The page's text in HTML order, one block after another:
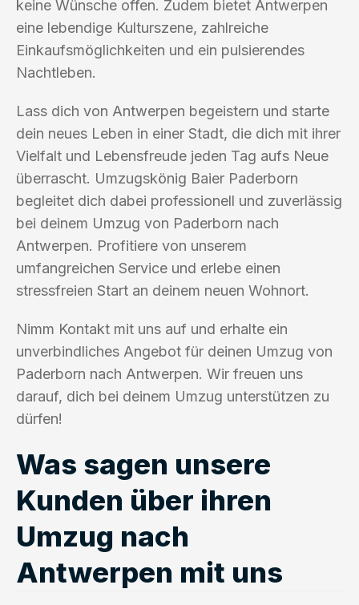
keine Wünsche offen. Zudem bietet Antwerpen
eine lebendige Kulturszene, zahlreiche
Einkaufsmöglichkeiten und ein pulsierendes
Nachtleben.
Lass dich von Antwerpen begeistern und starte
dein neues Leben in einer Stadt, die dich mit ihrer
Vielfalt und Lebensfreude jeden Tag aufs Neue
überrascht. Umzugskönig Baier Paderborn
begleitet dich dabei professionell und zuverlässig
bei deinem Umzug von Paderborn nach
Antwerpen. Profitiere von unserem
umfangreichen Service und erlebe einen
stressfreien Start an deinem neuen Wohnort.
Nimm Kontakt mit uns auf und erhalte ein
unverbindliches Angebot für deinen Umzug von
Paderborn nach Antwerpen. Wir freuen uns
darauf, dich bei deinem Umzug unterstützen zu
dürfen!
Was sagen unsere
Kunden über ihren
Umzug nach
Antwerpen mit uns